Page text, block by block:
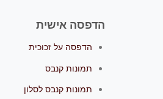
הדפסה אישית
הדפסה על זכוכית
תמונות קנבס
תמונות קנבס לסלון